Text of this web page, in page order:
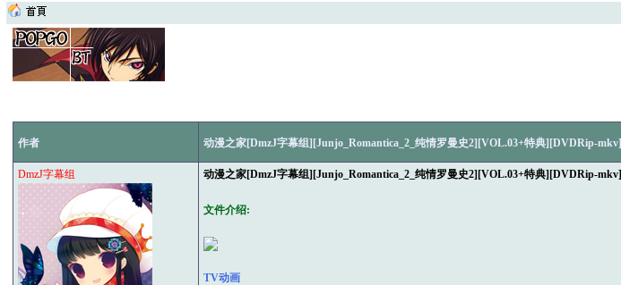
作者 动漫之家[DmzJ字幕组][Junjo_Romantica_2_纯情罗曼史2][VOL.03+特典][DVDRip-mkv]
DmzJ字幕组 动漫之家[DmzJ字幕组][Junjo_Romantica_2_纯情罗曼史2][VOL.03+特典][DVDRip-mkv]
文件介绍:
TV动画